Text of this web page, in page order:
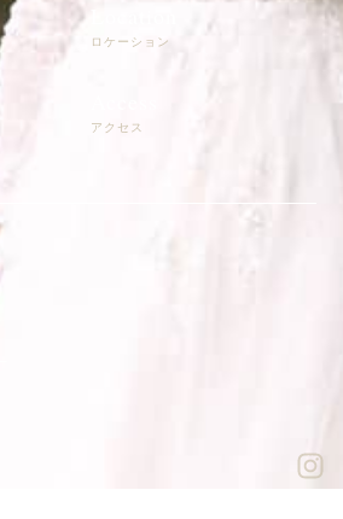
ロケーション
アクセス